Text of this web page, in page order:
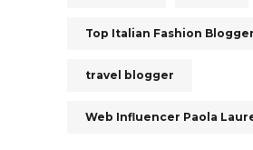
Top Italian Fashion Blogger
travel blogger
Web Influencer Paola